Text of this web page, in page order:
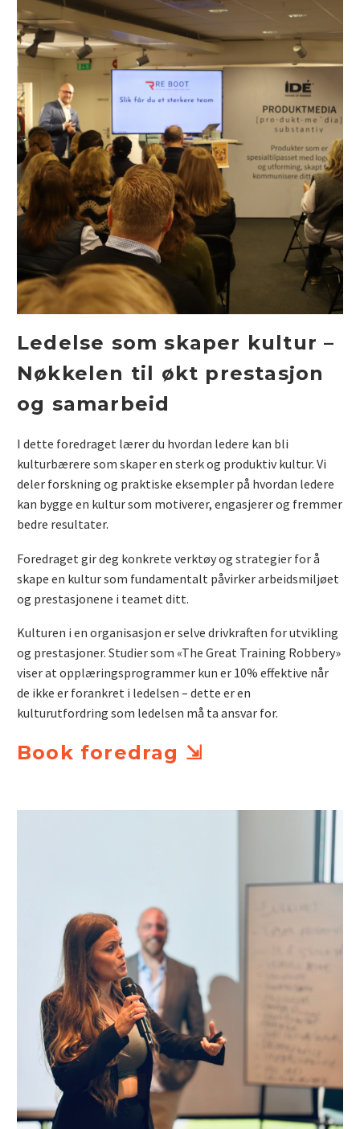
Ledelse som skaper kultur –
Nøkkelen til økt prestasjon
og samarbeid
I dette foredraget lærer du hvordan ledere kan bli
kulturbærere som skaper en sterk og produktiv kultur. Vi
deler forskning og praktiske eksempler på hvordan ledere
kan bygge en kultur som motiverer, engasjerer og fremmer
bedre resultater.
Foredraget gir deg konkrete verktøy og strategier for å
skape en kultur som fundamentalt påvirker arbeidsmiljøet
og prestasjonene i teamet ditt.
Kulturen i en organisasjon er selve drivkraften for utvikling
og prestasjoner. Studier som «The Great Training Robbery»
viser at opplæringsprogrammer kun er 10% effektive når
de ikke er forankret i ledelsen – dette er en
kulturutfordring som ledelsen må ta ansvar for.
Book foredrag ⇲